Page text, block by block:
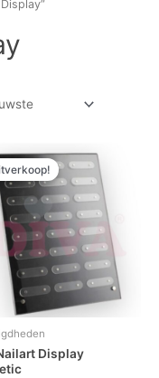
Display
prijs
was:
€ 48,34.
prijs
is:
€ 24,17.